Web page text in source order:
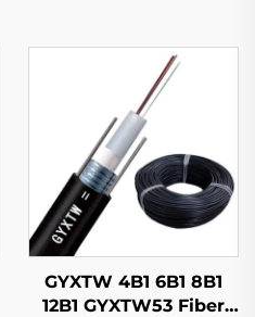
GYXTW 4B1 6B1 8B1
12B1 GYXTW53 Fiber